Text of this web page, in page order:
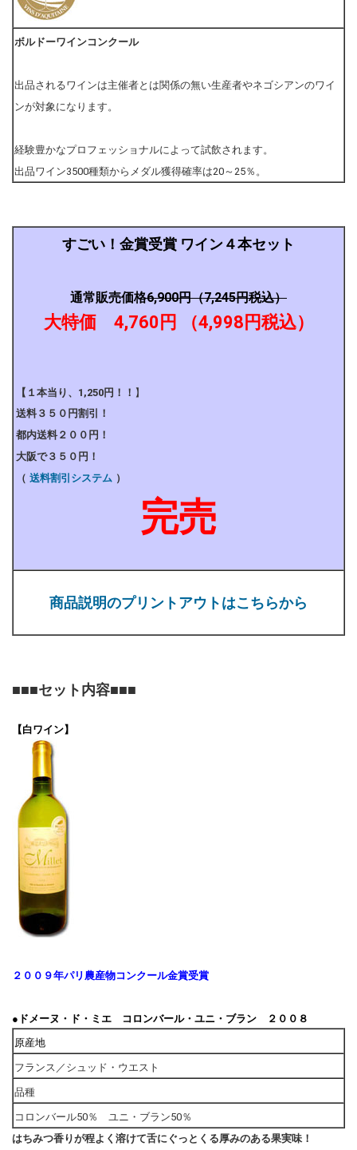
ボルドーワインコンクール
出品されるワインは主催者とは関係の無い生産者やネゴシアンのワイ
ンが対象になります。
経験豊かなプロフェッショナルによって試飲されます。
出品ワイン3500種類からメダル獲得確率は20～25％。
すごい！金賞受賞 ワイン４本セット
通常販売価格6,900円（7,245円税込）
大特価 4,760円 （4,998円税込）
【１本当り、1,250円！！ 】
送料３５０円割引！
都内送料２００円！
大阪で３５０円！
（ 送料割引システム ）
完売
商品説明のプリントアウトはこちらから
■■■セット内容■■■
【白ワイン】
２００９年パリ農産物コンクール金賞受賞
● ドメーヌ・ド・ミエ コロンバール・ユニ・ブラン ２００８
原産地
フランス／シュッド・ウエスト
品種
コロンバール50％ ユニ・ブラン50％
はちみつ香りが程よく溶けて舌にぐっとくる厚みのある果実味！